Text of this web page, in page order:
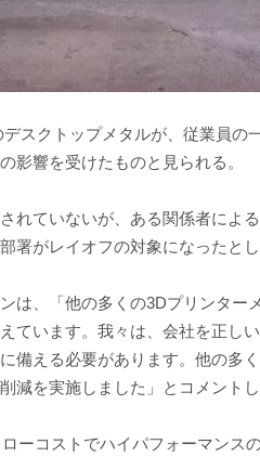
スクトップメタルが、従業員の
影響を受けたものと見られる。
れていないが、ある関係者によ
署がレイオフの対象になったとし
は、「他の多くの3Dプリンター
ています。我々は、会社を正し
備える必要があります。他の多
減を実施しました」とコメントし
ーコストでハイパフォーマンス